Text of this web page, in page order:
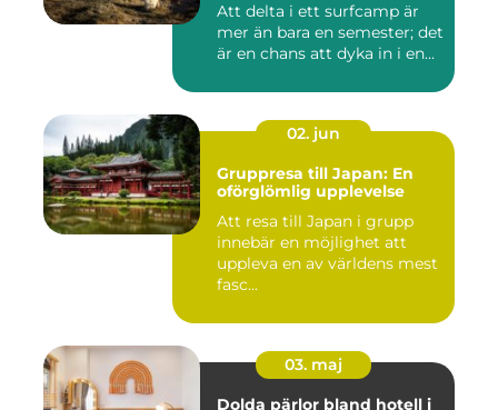
Att delta i ett surfcamp är
mer än bara en semester; det
är en chans att dyka in i en...
02. jun
Gruppresa till Japan: En
oförglömlig upplevelse
Att resa till Japan i grupp
innebär en möjlighet att
uppleva en av världens mest
fasc...
03. maj
Dolda pärlor bland hotell i